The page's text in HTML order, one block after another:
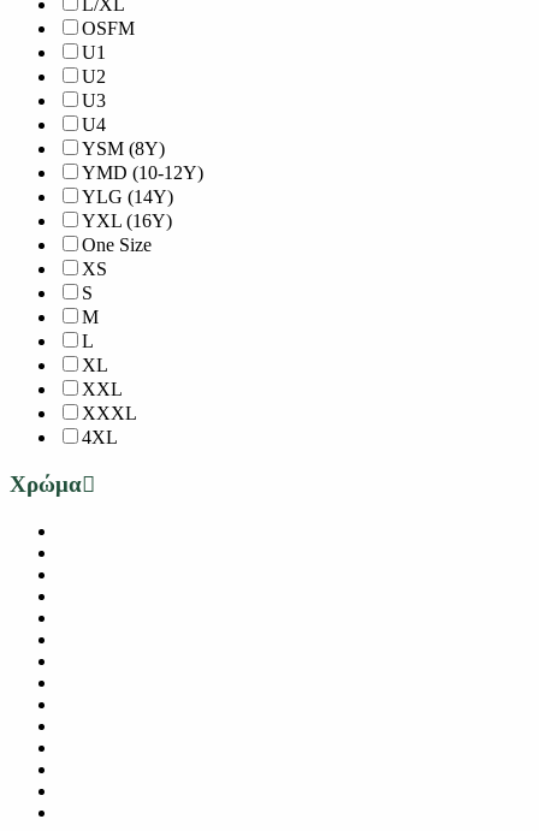
L/XL
OSFM
U1
U2
U3
U4
YSM (8Y)
YMD (10-12Y)
YLG (14Y)
YXL (16Y)
One Size
XS
S
M
L
XL
XXL
XXXL
4XL
Χρώμα